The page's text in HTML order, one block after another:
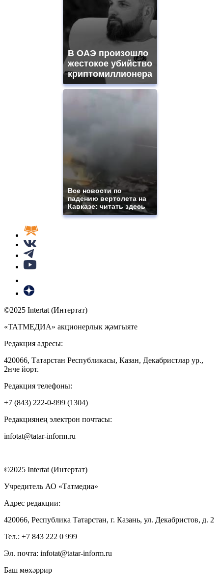
В ОАЭ произошло
жестокое убийство
криптомиллионера
Все новости по
падению вертолета на
Кавказе: читать здесь
©2025 Intertat (Интертат)
«ТАТМЕДИА» акционерлык җәмгыяте
Редакция адресы:
420066, Татарстан Республикасы, Казан, Декабристлар ур.,
2нче йорт.
Редакция телефоны:
+7 (843) 222-0-999 (1304)
Редакциянең электрон почтасы:
infotat@tatar-inform.ru
©2025 Intertat (Интертат)
Учредитель АО «Татмедиа»
Адрес редакции:
420066, Республика Татарстан, г. Казань, ул. Декабристов, д. 2
Тел.: +7 843 222 0 999
Эл. почта: infotat@tatar-inform.ru
Баш мөхәррир